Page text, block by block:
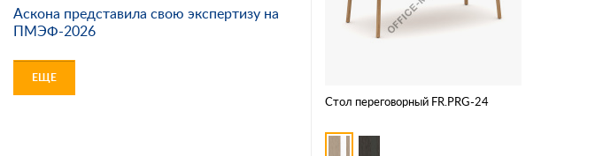
Стол переговорный FR.PRG-24
Аскона представила свою экспертизу на
ПМЭФ-2026
ЕЩЕ